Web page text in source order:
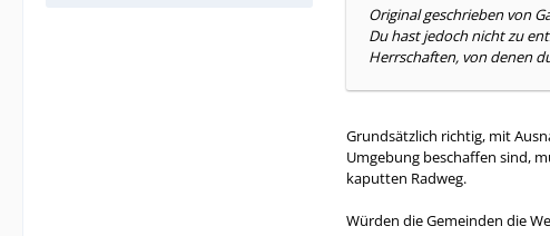
Original geschrieben von
Du hast jedoch nicht zu
Herrschaften, von denen
Grundsätzlich richtig, mit
Umgebung beschaffen sind,
kaputten Radweg.
Würden die Gemeinden die